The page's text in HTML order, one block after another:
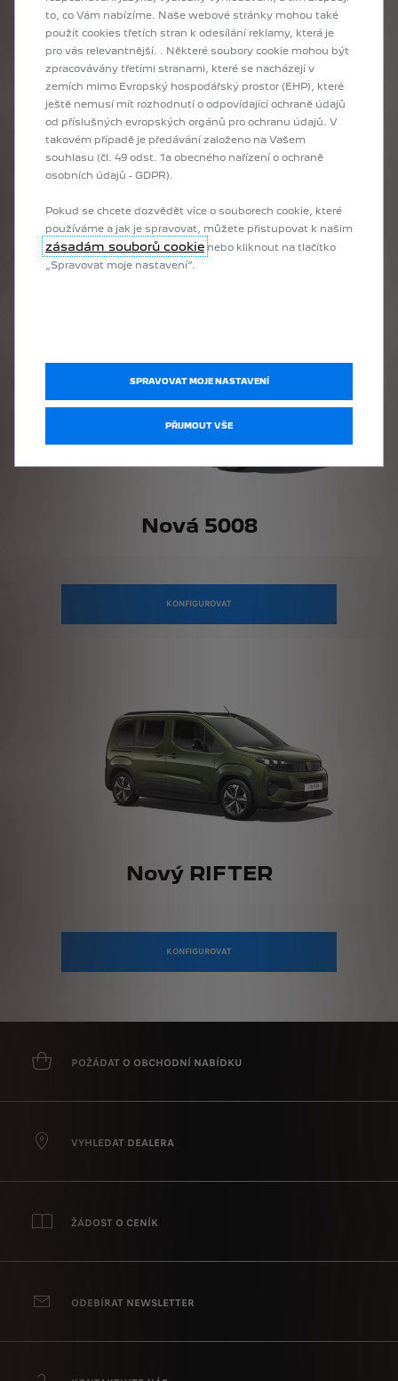
Nová 408
KONFIGUROVAT
Nová 5008
KONFIGUROVAT
Nový RIFTER
KONFIGUROVAT
POŽÁDAT O OBCHODNÍ NABÍDKU
VYHLEDAT DEALERA
ŽÁDOST O CENÍK
ODEBÍRAT NEWSLETTER
to, co Vám nabízíme. Naše webové stránky mohou také
použít cookies třetích stran k odesílání reklamy, která je
pro vás relevantnější. . Některé soubory cookie mohou být
zpracovávány třetími stranami, které se nacházejí v
zemích mimo Evropský hospodářský prostor (EHP), které
ještě nemusí mít rozhodnutí o odpovídající ochraně údajů
od příslušných evropských orgánů pro ochranu údajů. V
takovém případě je předávání založeno na Vašem
souhlasu (čl. 49 odst. 1a obecného nařízení o ochraně
osobních údajů - GDPR).
Pokud se chcete dozvědět více o souborech cookie, které
používáme a jak je spravovat, můžete přistupovat k našim
zásadám souborů cookie nebo kliknout na tlačítko
„Spravovat moje nastavení“.
SPRAVOVAT MOJE NASTAVENÍ
PŘIJMOUT VŠE